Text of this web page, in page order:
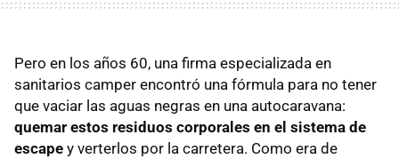
Pero en los años 60, una firma especializada en
sanitarios camper encontró una fórmula para no tener
que vaciar las aguas negras en una autocaravana:
quemar estos residuos corporales en el sistema de
escape y verterlos por la carretera. Como era de